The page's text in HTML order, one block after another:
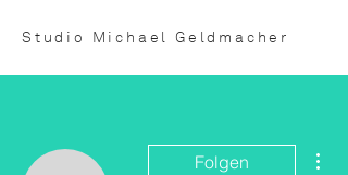
Studio Michael Geldmacher
Folgen